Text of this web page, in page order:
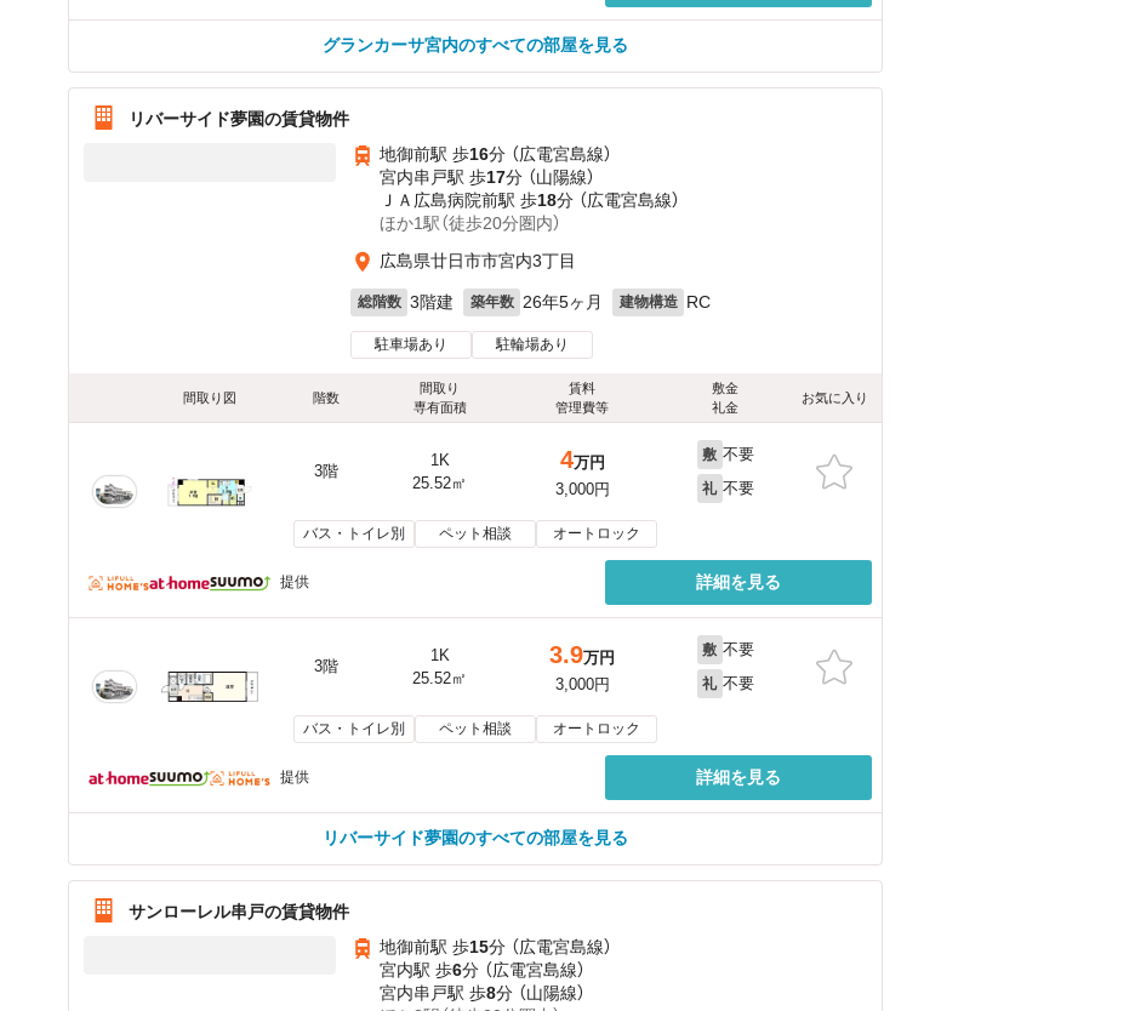
グランカーサ宮内のすべての部屋を見る
リバーサイド夢園の賃貸物件
地御前駅 歩16分 （広電宮島線）
宮内串戸駅 歩17分 （山陽線）
ＪＡ広島病院前駅 歩18分 （広電宮島線）
ほか1駅（徒歩20分圏内）
広島県廿日市市宮内3丁目
総階数 3階建 築年数 26年5ヶ月 建物構造 RC
駐車場あり 駐輪場あり
間取り図 階数
間取り
専有面積
賃料
管理費等
敷金
礼金
お気に入り
3階
1K
25.52㎡
4万円
3,000円
敷 不要
礼 不要
バス・トイレ別 ペット相談 オートロック
提供 詳細を見る
3階
1K
25.52㎡
3.9万円
3,000円
敷 不要
礼 不要
バス・トイレ別 ペット相談 オートロック
提供 詳細を見る
リバーサイド夢園のすべての部屋を見る
サンローレル串戸の賃貸物件
地御前駅 歩15分 （広電宮島線）
宮内駅 歩6分 （広電宮島線）
宮内串戸駅 歩8分 （山陽線）